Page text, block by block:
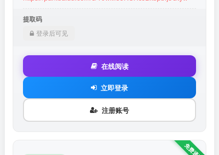
提取码
登录后可见
在线阅读
立即登录
注册账号